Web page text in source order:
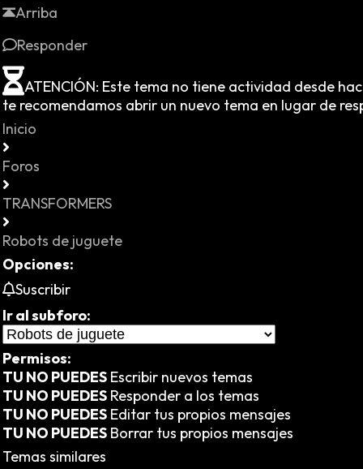
Arriba
Responder
ATENCIÓN: Este tema no tiene actividad desde
te recomendamos abrir un nuevo tema en lugar de
Inicio
Foros
TRANSFORMERS
Robots de juguete
Opciones:
Suscribir
Ir al subforo:
Permisos:
TU NO PUEDES Escribir nuevos temas
TU NO PUEDES Responder a los temas
TU NO PUEDES Editar tus propios mensajes
TU NO PUEDES Borrar tus propios mensajes
Temas similares